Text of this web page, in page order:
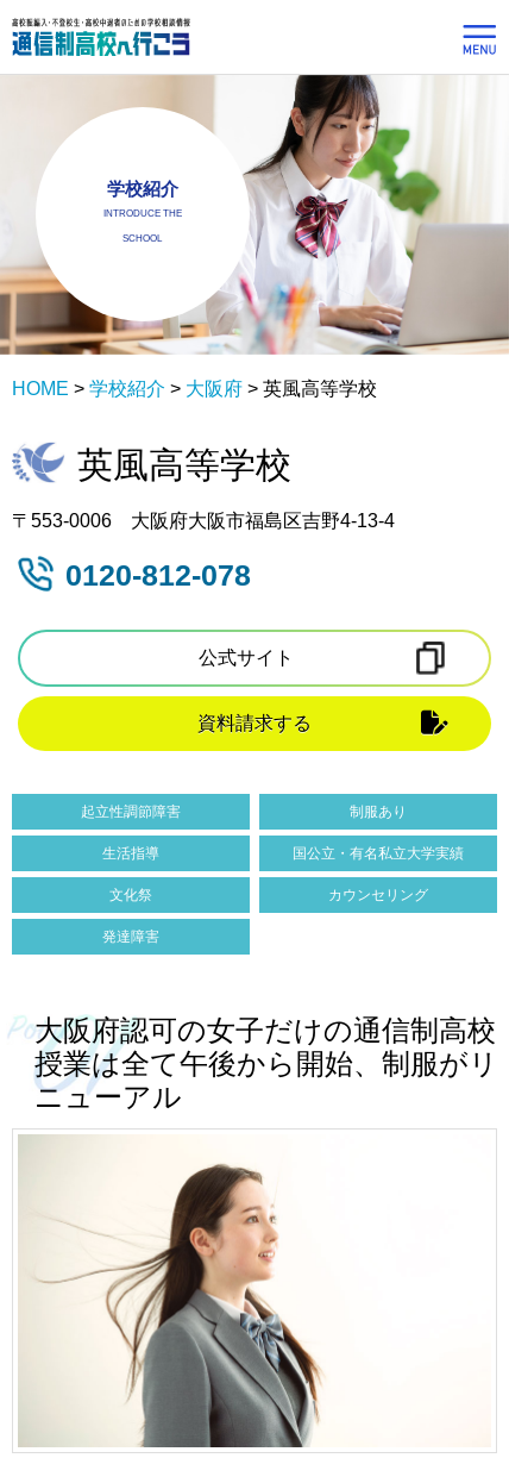
学校紹介
INTRODUCE THE
SCHOOL
HOME > 学校紹介 > 大阪府 > 英風高等学校
英風高等学校
〒553-0006 大阪府大阪市福島区吉野4-13-4
0120-812-078
公式サイト
資料請求する
起立性調節障害 制服あり
生活指導 国公立・有名私立大学実績
文化祭 カウンセリング
発達障害
大阪府認可の女子だけの通信制高校
授業は全て午後から開始、制服がリ
ニューアル